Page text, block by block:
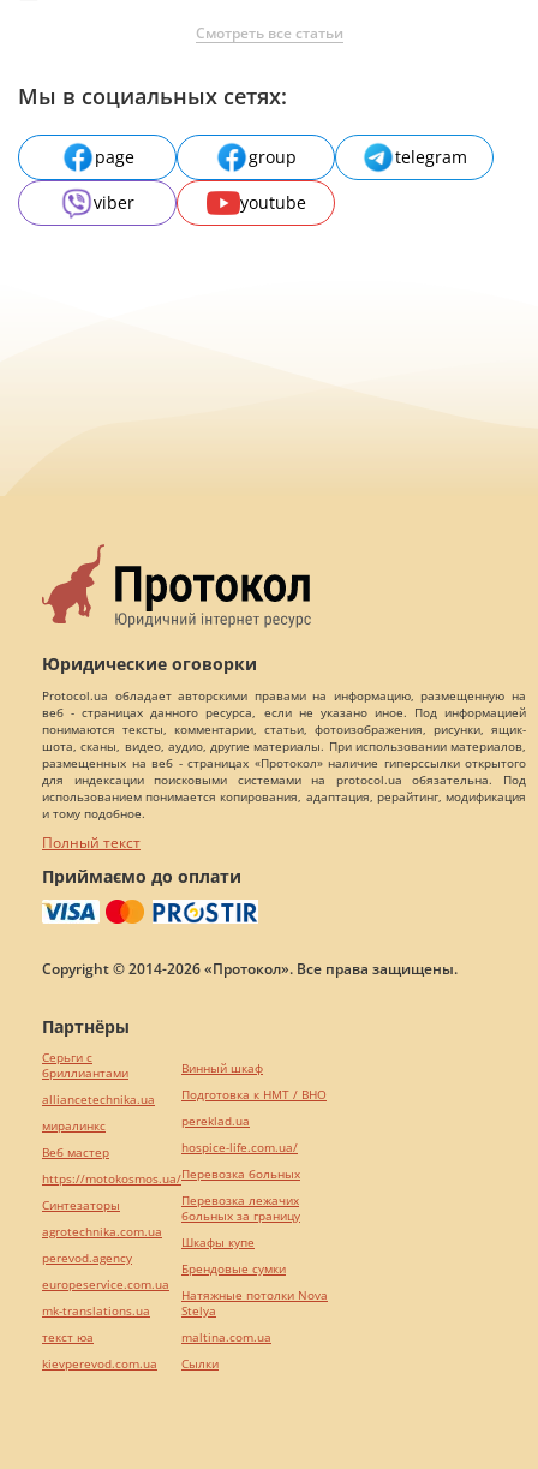
Смотреть все статьи
Мы в социальных сетях:
page group
telegram
viber
youtube
Юридические оговорки
Protocol.ua обладает авторскими правами на информацию, размещенную на
веб - страницах данного ресурса, если не указано иное. Под информацией
понимаются тексты, комментарии, статьи, фотоизображения, рисунки, ящик-
шота, сканы, видео, аудио, другие материалы. При использовании материалов,
размещенных на веб - страницах «Протокол» наличие гиперссылки открытого
для индексации поисковыми системами на protocol.ua обязательна. Под
использованием понимается копирования, адаптация, рерайтинг, модификация
и тому подобное.
Полный текст
Приймаємо до оплати
Copyright © 2014-2026 «Протокол». Все права защищены.
Партнёры
Серьги с
бриллиантами
alliancetechnika.ua
миралинкс
Веб мастер
https://motokosmos.ua/
Синтезаторы
agrotechnika.com.ua
perevod.agency
europeservice.com.ua
mk-translations.ua
текст юа
kievperevod.com.ua
Винный шкаф
Подготовка к НМТ / ВНО
pereklad.ua
hospice-life.com.ua/
Перевозка больных
Перевозка лежачих
больных за границу
Шкафы купе
Брендовые сумки
Натяжные потолки Nova
Stelya
maltina.com.ua
Cылки